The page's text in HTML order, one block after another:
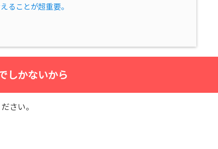
ることが超重要。
しかないから
さい。